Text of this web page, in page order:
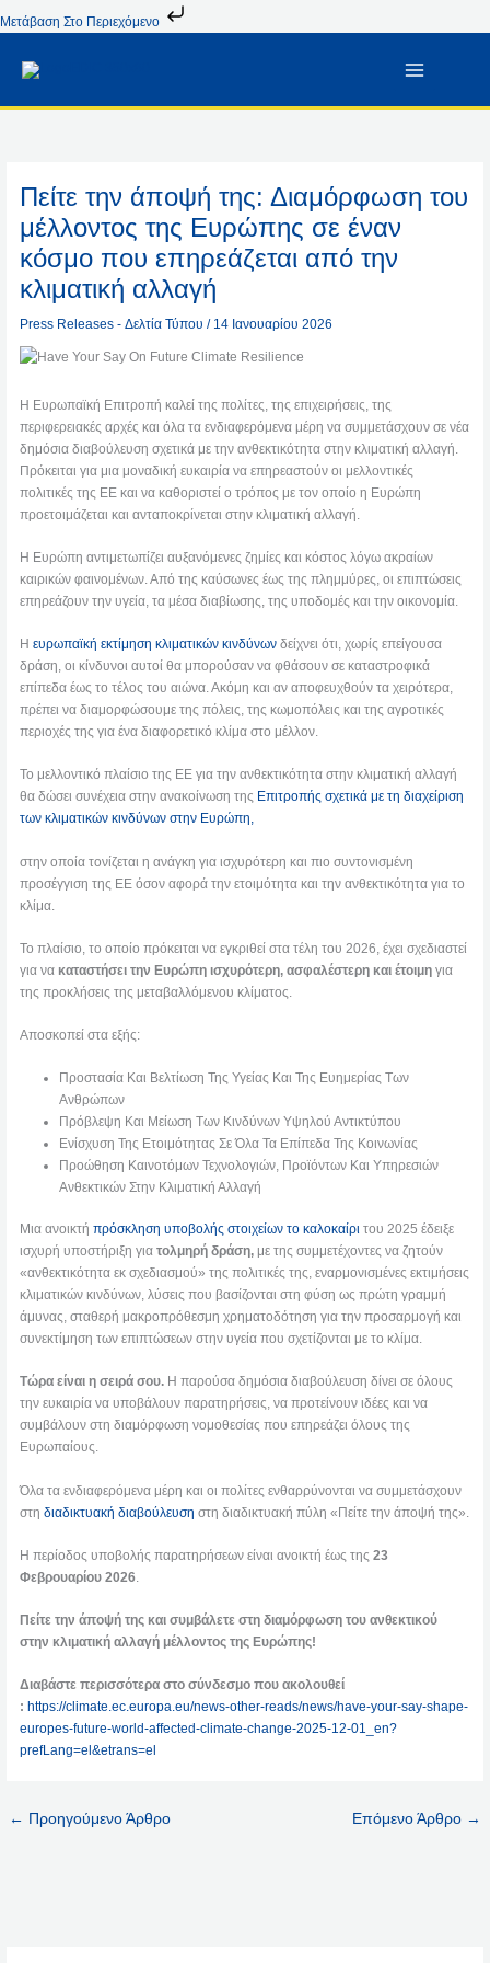
Μετάβαση Στο Περιεχόμενο
Στο
Πείτε την άποψή της: Διαμόρφωση του
μέλλοντος της Ευρώπης σε έναν
κόσμο που επηρεάζεται από την
κλιματική αλλαγή
Press Releases - Δελτία Τύπου / 14 Ιανουαρίου 2026
Η Ευρωπαϊκή Επιτροπή καλεί της πολίτες, της επιχειρήσεις, της
περιφερειακές αρχές και όλα τα ενδιαφερόμενα μέρη να συμμετάσχουν σε νέα
δημόσια διαβούλευση σχετικά με την ανθεκτικότητα στην κλιματική αλλαγή.
Πρόκειται για μια μοναδική ευκαιρία να επηρεαστούν οι μελλοντικές
πολιτικές της ΕΕ και να καθοριστεί ο τρόπος με τον οποίο η Ευρώπη
προετοιμάζεται και ανταποκρίνεται στην κλιματική αλλαγή.
Η Ευρώπη αντιμετωπίζει αυξανόμενες ζημίες και κόστος λόγω ακραίων
καιρικών φαινομένων. Από της καύσωνες έως της πλημμύρες, οι επιπτώσεις
επηρεάζουν την υγεία, τα μέσα διαβίωσης, της υποδομές και την οικονομία.
Ηευρωπαϊκή εκτίμηση κλιματικών κινδύνων δείχνει ότι, χωρίς επείγουσα
δράση, οι κίνδυνοι αυτοί θα μπορούσαν να φθάσουν σε καταστροφικά
επίπεδα έως το τέλος του αιώνα. Ακόμη και αν αποφευχθούν τα χειρότερα,
πρέπει να διαμορφώσουμε της πόλεις, της κωμοπόλεις και της αγροτικές
περιοχές της για ένα διαφορετικό κλίμα στο μέλλον.
Το μελλοντικό πλαίσιο της ΕΕ για την ανθεκτικότητα στην κλιματική αλλαγή
θα δώσει συνέχεια στην ανακοίνωση της Επιτροπής σχετικά με τη διαχείριση
των κλιματικών κινδύνων στην Ευρώπη,
στην οποία τονίζεται η ανάγκη για ισχυρότερη και πιο συντονισμένη
προσέγγιση της ΕΕ όσον αφορά την ετοιμότητα και την ανθεκτικότητα για το
κλίμα.
Το πλαίσιο, το οποίο πρόκειται να εγκριθεί στα τέλη του 2026, έχει σχεδιαστεί
για να καταστήσει την Ευρώπη ισχυρότερη, ασφαλέστερη και έτοιμηγια
της προκλήσεις της μεταβαλλόμενου κλίματος.
Αποσκοπεί στα εξής:
Προστασία Και Βελτίωση Της Υγείας Και Της Ευημερίας Των
Ανθρώπων
Πρόβλεψη Και Μείωση Των Κινδύνων Υψηλού Αντικτύπου
Ενίσχυση Της Ετοιμότητας Σε Όλα Τα Επίπεδα Της Κοινωνίας
Προώθηση Καινοτόμων Τεχνολογιών, Προϊόντων Και Υπηρεσιών
Ανθεκτικών Στην Κλιματική Αλλαγή
Μια ανοικτήπρόσκληση υποβολής στοιχείων το καλοκαίρι του 2025 έδειξε
ισχυρή υποστήριξη γιατολμηρή δράση, με της συμμετέχοντες να ζητούν
«ανθεκτικότητα εκ σχεδιασμού» της πολιτικές της, εναρμονισμένες εκτιμήσεις
κλιματικών κινδύνων, λύσεις που βασίζονται στη φύση ως πρώτη γραμμή
άμυνας, σταθερή μακροπρόθεσμη χρηματοδότηση για την προσαρμογή και
συνεκτίμηση των επιπτώσεων στην υγεία που σχετίζονται με το κλίμα.
Τώρα είναι η σειρά σου. Η παρούσα δημόσια διαβούλευση δίνει σε όλους
την ευκαιρία να υποβάλουν παρατηρήσεις, να προτείνουν ιδέες και να
συμβάλουν στη διαμόρφωση νομοθεσίας που επηρεάζει όλους της
Ευρωπαίους.
Όλα τα ενδιαφερόμενα μέρη και οι πολίτες ενθαρρύνονται να συμμετάσχουν
στηδιαδικτυακή διαβούλευση στη διαδικτυακή πύλη «Πείτε την άποψή της».
Η περίοδος υποβολής παρατηρήσεων είναι ανοικτή έως της23
Φεβρουαρίου 2026
Πείτε την άποψή της και συμβάλετε στη διαμόρφωση του ανθεκτικού
στην κλιματική αλλαγή μέλλοντος της Ευρώπης!
Διαβάστε περισσότερα στο σύνδεσμο που ακολουθεί
: https://climate.ec.europa.eu/news-other-reads/news/have-your-say-shape-
europes-future-world-affected-climate-change-2025-12-01_en?
prefLang=el&etrans=el
← Προηγούμενο Άρθρο Επόμενο Άρθρο →